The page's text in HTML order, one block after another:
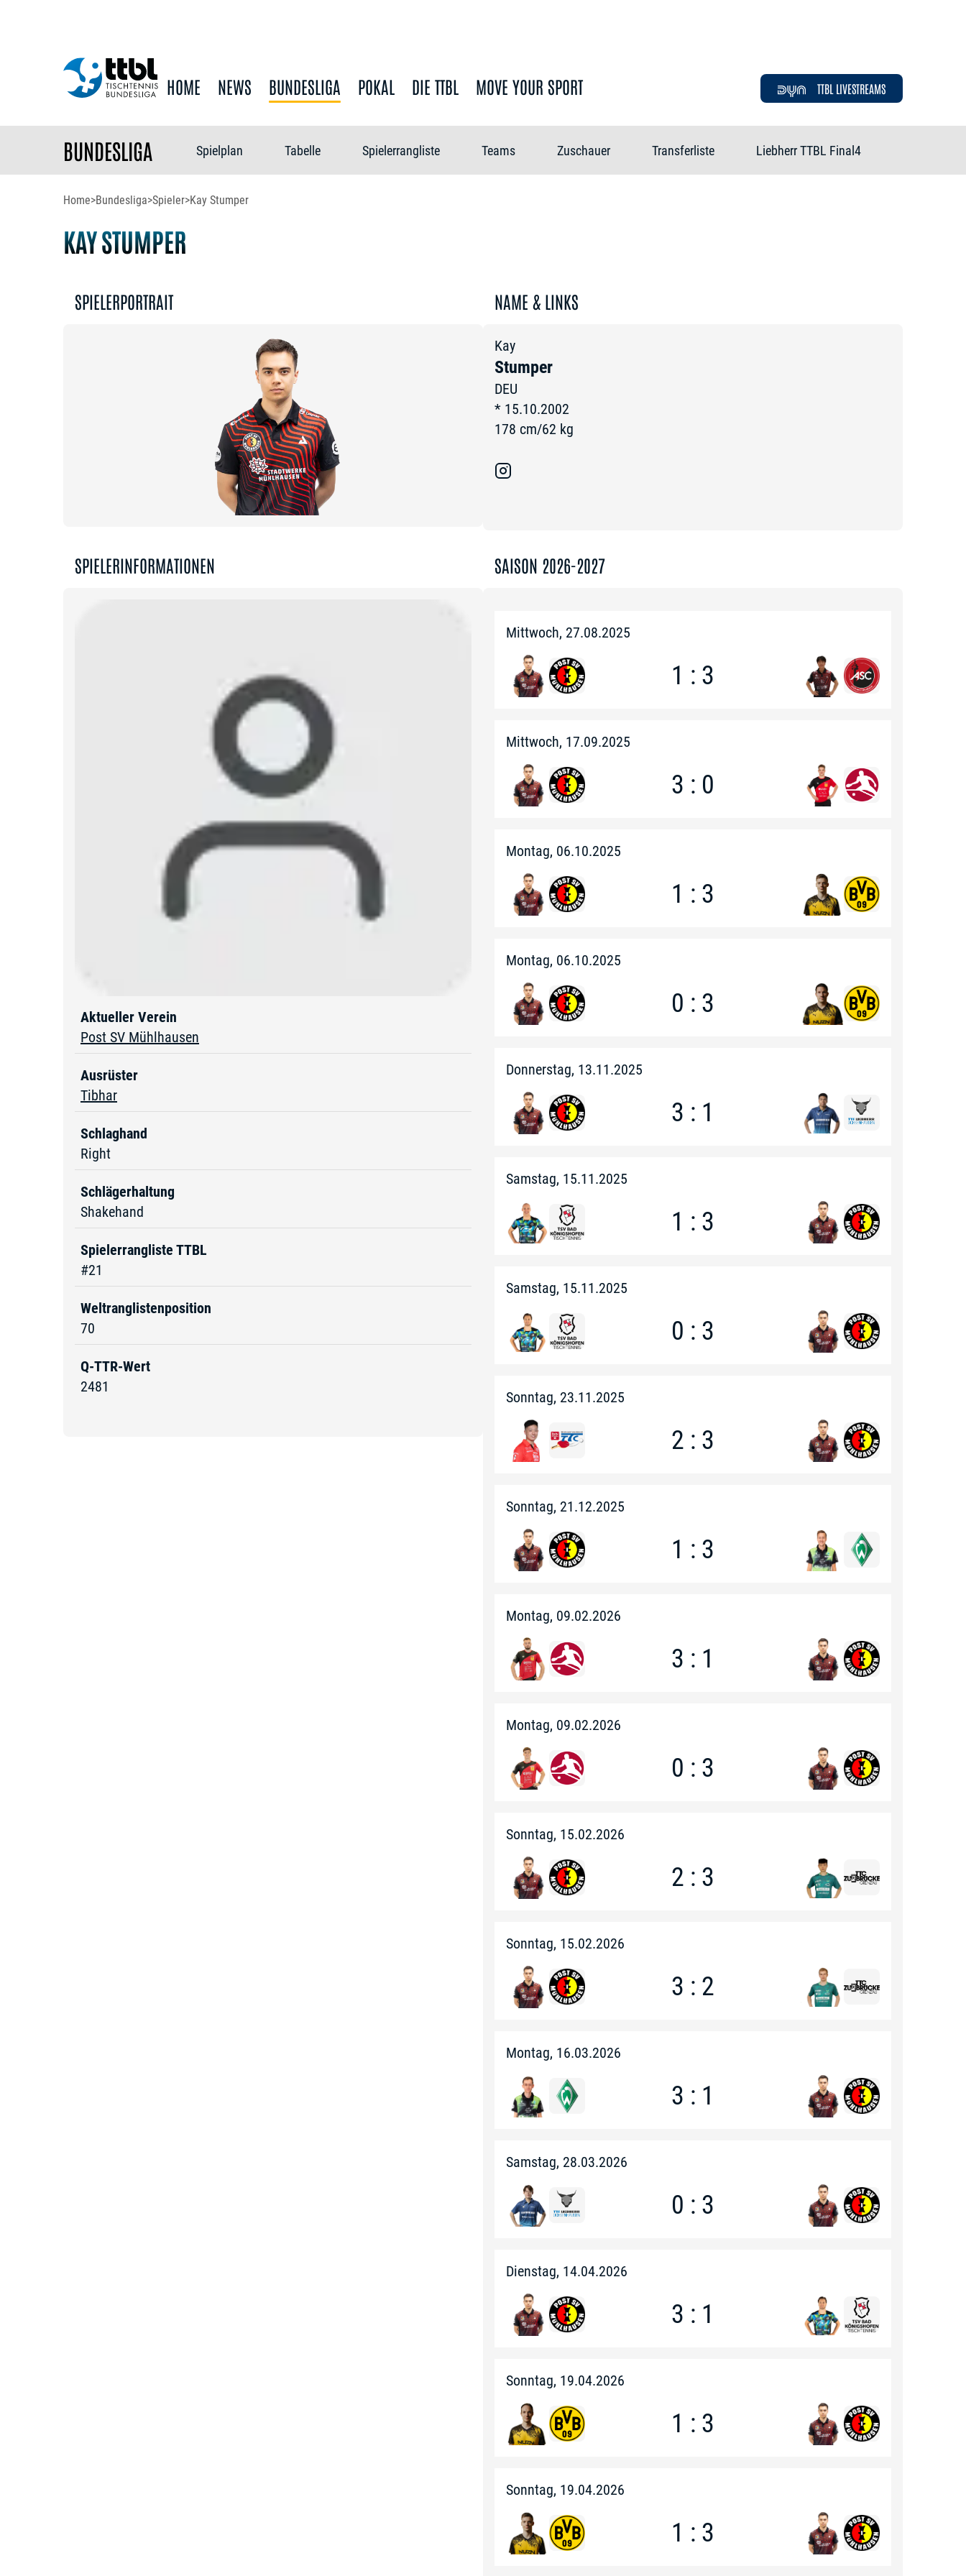
HOME NEWS BUNDESLIGA POKAL DIE TTBL MOVE YOUR SPORT TTBL LIVESTREAMS
BUNDESLIGA Spielplan Tabelle Spielerrangliste Teams Zuschauer Transferliste Liebherr TTBL Final4
Home>Bundesliga>Spieler>Kay Stumper
KAY STUMPER
SPIELERPORTRAIT NAME & LINKS
Kay
Stumper
DEU
* 15.10.2002
178 cm/62 kg
SPIELERINFORMATIONEN
Aktueller Verein
Post SV Mühlhausen
Ausrüster
Tibhar
Schlaghand
Right
Schlägerhaltung
Shakehand
Spielerrangliste TTBL
#21
Weltranglistenposition
70
Q-TTR-Wert
2481
SAISON 2026-2027
Mittwoch, 27.08.2025
1 : 3
Mittwoch, 17.09.2025
3 : 0
Montag, 06.10.2025
1 : 3
Montag, 06.10.2025
0 : 3
Donnerstag, 13.11.2025
3 : 1
Samstag, 15.11.2025
1 : 3
Samstag, 15.11.2025
0 : 3
Sonntag, 23.11.2025
2 : 3
Sonntag, 21.12.2025
1 : 3
Montag, 09.02.2026
3 : 1
Montag, 09.02.2026
0 : 3
Sonntag, 15.02.2026
2 : 3
Sonntag, 15.02.2026
3 : 2
Montag, 16.03.2026
3 : 1
Samstag, 28.03.2026
0 : 3
Dienstag, 14.04.2026
3 : 1
Sonntag, 19.04.2026
1 : 3
Sonntag, 19.04.2026
1 : 3